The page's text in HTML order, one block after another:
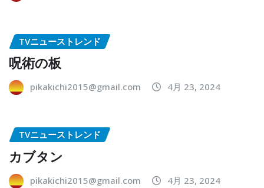
TVニューストレンド
呪術の板
pikakichi2015@gmail.com 4月 23, 2024
TVニューストレンド
カブタン
pikakichi2015@gmail.com 4月 23, 2024